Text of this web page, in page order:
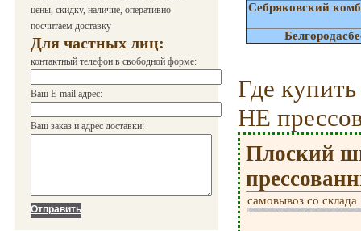
цены, скидку, наличие, оперативно
посчитаем доставку
Для частных лиц:
контактный телефон в свободной форме:
Ваш E-mail адрес:
Ваш заказ и адрес доставки:
Себряковский
Где
НЕ
Плоский
самовывоз со склада